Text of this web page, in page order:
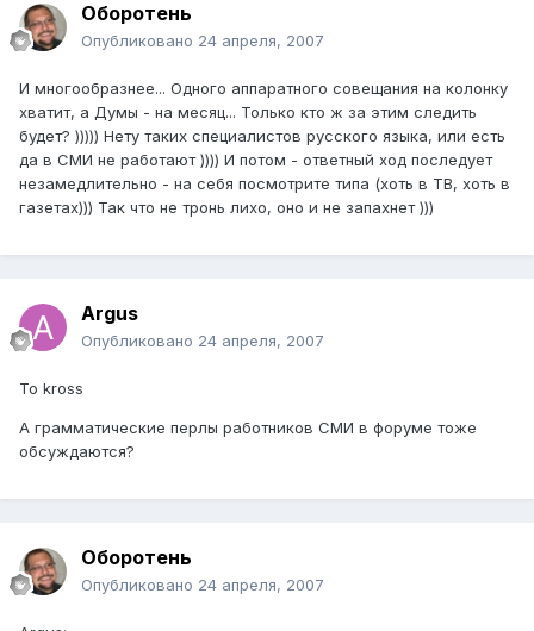
Оборотень
Опубликовано 24 апреля, 2007
И многообразнее... Одного аппаратного совещания на колонку
хватит, а Думы - на месяц... Только кто ж за этим следить
будет? ))))) Нету таких специалистов русского языка, или есть
да в СМИ не работают )))) И потом - ответный ход последует
незамедлительно - на себя посмотрите типа (хоть в ТВ, хоть в
газетах))) Так что не тронь лихо, оно и не запахнет )))
Argus
Опубликовано 24 апреля, 2007
To kross
А грамматические перлы работников СМИ в форуме тоже
обсуждаются?
Оборотень
Опубликовано 24 апреля, 2007